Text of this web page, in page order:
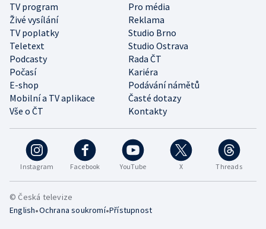
Instagram Facebook YouTube X Threads
TV program
Pro média
Živé vysílání
Reklama
TV poplatky
Studio Brno
Teletext
Studio Ostrava
Podcasty
Rada ČT
Počasí
Kariéra
E-shop
Podávání námětů
Mobilní a TV aplikace
Časté dotazy
Vše o ČT
Kontakty
© Česká televize
English•Ochrana soukromí•Přístupnost